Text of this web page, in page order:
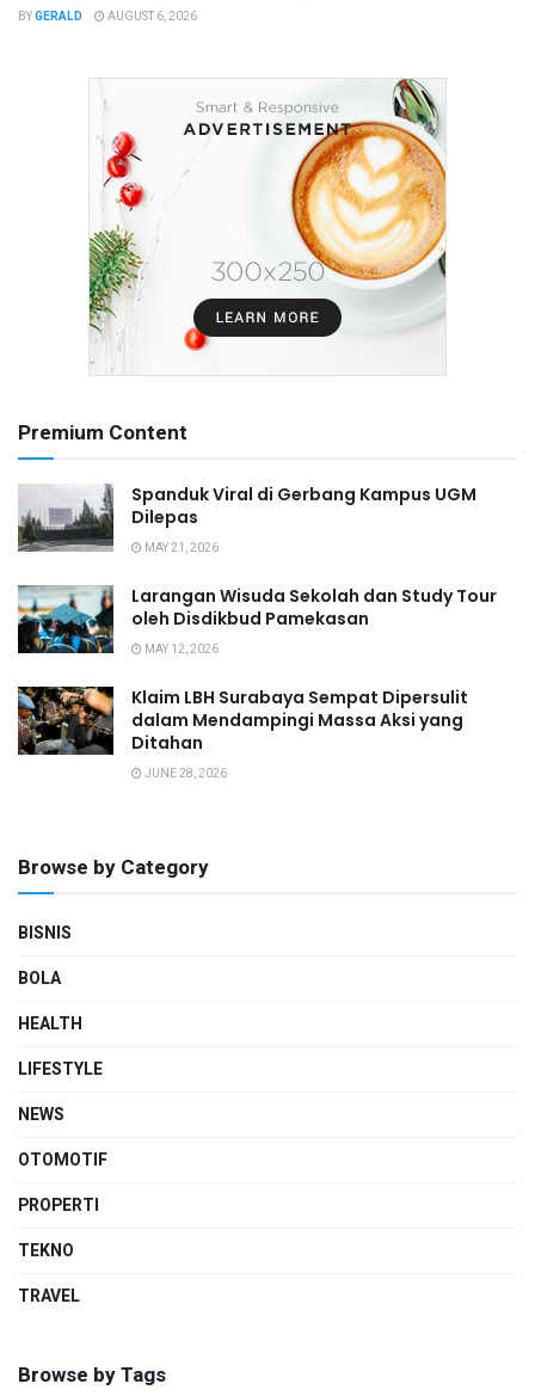
BYGERALD AUGUST 6, 2026
Premium Content
Spanduk Viral di Gerbang Kampus UGM
Dilepas
MAY 21, 2026
Larangan Wisuda Sekolah dan Study Tour
oleh Disdikbud Pamekasan
MAY 12, 2026
Klaim LBH Surabaya Sempat Dipersulit
dalam Mendampingi Massa Aksi yang
Ditahan
JUNE 28, 2026
Browse by Category
BISNIS
BOLA
HEALTH
LIFESTYLE
NEWS
OTOMOTIF
PROPERTI
TEKNO
TRAVEL
Browse by Tags